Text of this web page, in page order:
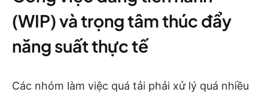
(WIP) và trọng tâm thúc đẩy
năng suất thực tế
Các nhóm làm việc quá tải phải xử lý quá nhiều